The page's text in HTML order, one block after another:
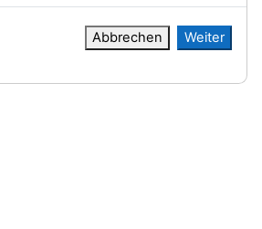
Abbrechen Weiter